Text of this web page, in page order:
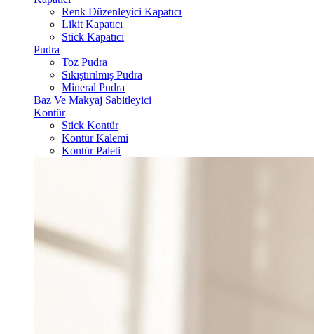
Renk Düzenleyici Kapatıcı
Likit Kapatıcı
Stick Kapatıcı
Pudra
Toz Pudra
Sıkıştırılmış Pudra
Mineral Pudra
Baz Ve Makyaj Sabitleyici
Kontür
Stick Kontür
Kontür Kalemi
Kontür Paleti